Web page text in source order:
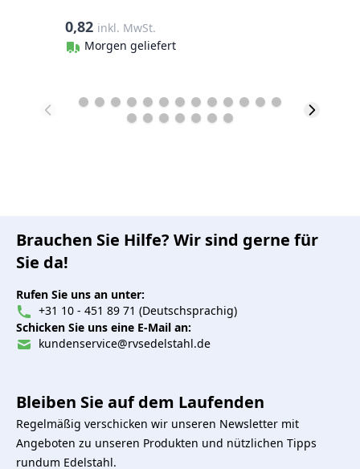
0,82 inkl. MwSt.
Morgen geliefert
Brauchen Sie Hilfe? Wir sind gerne für
Sie da!
Rufen Sie uns an unter:
+31 10 - 451 89 71 (Deutschsprachig)
Schicken Sie uns eine E-Mail an:
kundenservice@rvsedelstahl.de
Bleiben Sie auf dem Laufenden
Regelmäßig verschicken wir unseren Newsletter mit
Angeboten zu unseren Produkten und nützlichen Tipps
rundum Edelstahl.